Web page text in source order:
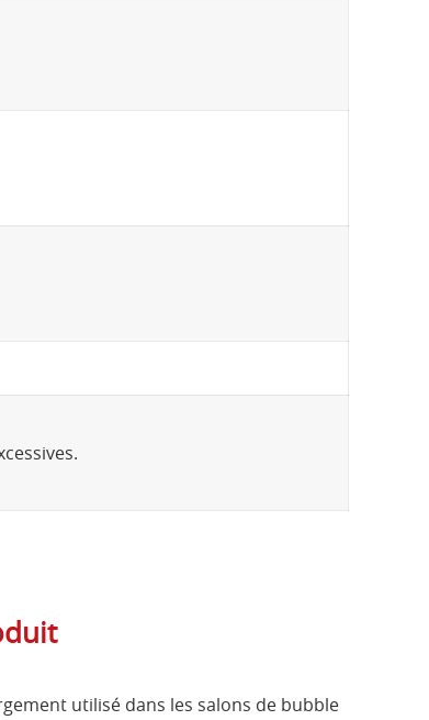
utilisé dans les salons de bubble